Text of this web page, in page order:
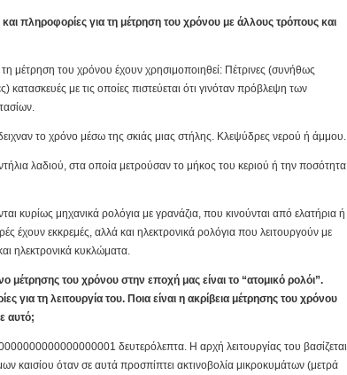
πληροφορίες για τη μέτρηση του χρόνου με άλλους τρόπους και
μέτρηση του χρόνου έχουν χρησιμοποιηθεί: Πέτρινες (συνήθως
κατασκευές με τις οποίες πιστεύεται ότι γινόταν πρόβλεψη των
το χρόνο μέσω της σκιάς μιας στήλης. Κλεψύδρες νερού ή άμμου.
λαδιού, στα οποία μετρούσαν το μήκος του κεριού ή την ποσότητα
κυρίως μηχανικά ρολόγια με γρανάζια, που κινούνται από ελατήρια ή
έχουν εκκρεμές, αλλά και ηλεκτρονικά ρολόγια που λειτουργούν με
ηλεκτρονικά κυκλώματα.
μέτρησης του χρόνου στην εποχή μας είναι το “ατομικό ρολόι”.
για τη λειτουργία του. Ποια είναι η ακρίβεια μέτρησης του χρόνου
αυτό;
δευτερόλεπτα. Η αρχή λειτουργίας του βασίζεται
καισίου όταν σε αυτά προσπίπτει ακτινοβολία μικροκυμάτων (μετρά